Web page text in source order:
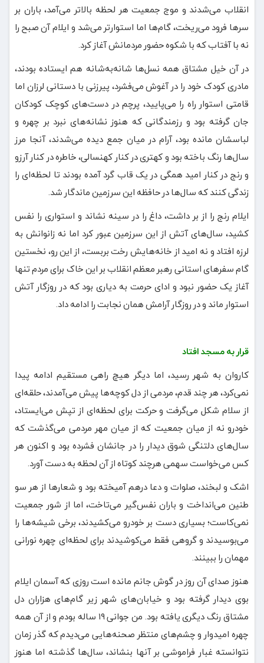
انقلاب می‌شدند و موج جمعیت هر لحظه بالاتر می‌آمد، باران بر
سرها فرود می‌ریخت، گام‌ها اما استوارتر می‌شد و ایلام آن صبح را
نه با آفتاب که با شکوه حضور مردمانش آغاز کرد.
در آن خیل مشتاق همه نسل‌ها شانه‌به‌شانه هم ایستاده بودند،
مادری کودک خود را در آغوش می‌فشرد، پیرزنی با دستانی لرزان اما
قامتی استوار راه را می‌پایید، پرچم در دست‌های کوچک کودکان
جان گرفته بود و رزمندگانی که هنوز نشانه‌های نبرد بر چهره و
لباسشان مانده بود، آرام در میان جمع دیده می‌شدند، آنجا مرز
سال‌ها رنگ باخته بود و کهتری در کنار کهنسالی، خاطره در کنار آرزو
و رنج در کنار امید همگی در یک قاب گرد آمده بودند تا لحظه‌ای را
زندگی کنند که سال‌ها در حافظه این سرزمین ماندگار شد.
ایلام رنج را از بر داشت، داغ را در سینه نشاند و استواری را نفس
کشید، سال‌های آتش از این سرزمین عبور کرد اما نه زانوانش به
لرزه افتاد و نه امید از خانه‌هایش رخت بربست، از این رو، نخستین
گام سفرهای استانی رهبر معظم انقلاب بر این خاک برای مردم تنها
آغاز یک حضور نبود و ادای حرمت به دیاری بود که در روزگار آتش
استوار ماند و در روزگار آرامش همان نجابت را ادامه داد.
قرار به مسجد افتاد
کاروان به شهر رسید، اما دیگر هیچ راهی مستقیم ادامه پیدا
نمی‌کرد، هر چند قدم، مردمی از دل کوچه‌ها پیش می‌آمدند، حلقه‌ای
از سلام شکل می‌گرفت و حرکت برای لحظه‌ای از تپش می‌ایستاد،
خودرو نه از میان جمعیت که از میان مهر مردمی می‌گذشت که
سال‌های دلتنگی شوق دیدار را در جانشان فشرده بود و اکنون هر
کس می‌خواست سهمی هرچند کوتاه از آن لحظه به دست آورد.
اشک و لبخند، صلوات و دعا درهم آمیخته بود و شعارها از هر سو
طنین می‌انداخت و باران نفس‌گیر می‌تاخت، اما از شور جمعیت
نمی‌کاست؛ بسیاری دست بر خودرو می‌کشیدند، برخی شیشه‌ها را
می‌بوسیدند و گروهی فقط می‌کوشیدند برای لحظه‌ای چهره نورانی
مهمان را ببینند.
هنوز صدای آن روز در گوش جانم مانده است روزی که آسمان ایلام
بوی دیدار گرفته بود و خیابان‌های شهر زیر گام‌های هزاران دل
مشتاق رنگ دیگری یافته بود. من جوانی ۱۹ ساله بودم و از آن همه
چهره امیدوار و چشم‌های منتظر صحنه‌هایی می‌دیدم که گذر زمان
نتوانسته غبار فراموشی بر آنها بنشاند، سال‌ها گذشته اما هنوز